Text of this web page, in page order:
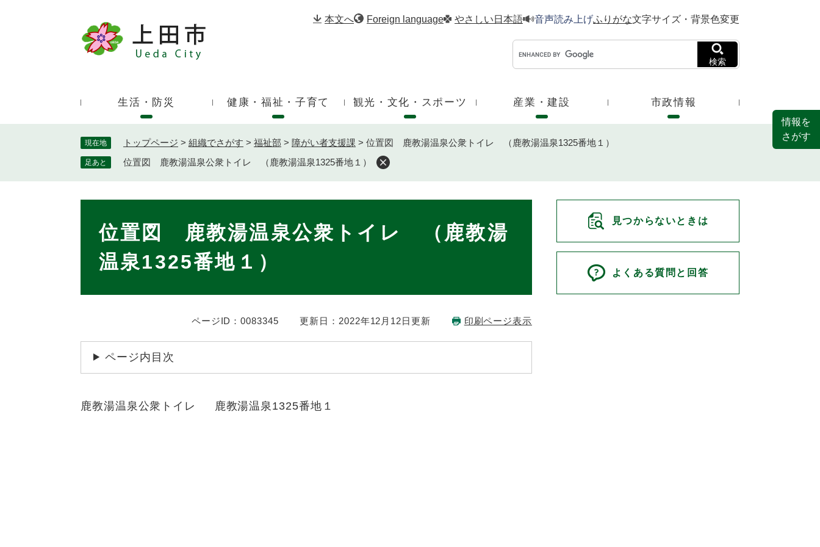
。
本文へ Foreign language やさしい日本語 音声読み上げふりがな文字サイズ・背景色変更
ド
検索
生活・防災 健康・福祉・子育て 観光・文化・スポーツ 産業・建設 市政情報
現在地 トップページ > 組織でさがす > 福祉部 > 障がい者支援課 > 位置図 鹿教湯温泉公衆トイレ （鹿教湯温泉1325番地１）
足あと 位置図 鹿教湯温泉公衆トイレ （鹿教湯温泉1325番地１）
位置図 鹿教湯温泉公衆トイレ （鹿教湯
温泉1325番地１）
ページID：0083345 更新日：2022年12月12日更新 印刷ページ表示
ページ内目次
鹿教湯温泉公衆トイレ 鹿教湯温泉1325番地１
見つからないときは
よくある質問と回答
情報を
さがす